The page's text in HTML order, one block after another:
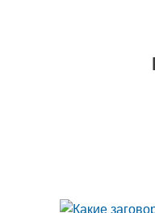
Заговор на достаток